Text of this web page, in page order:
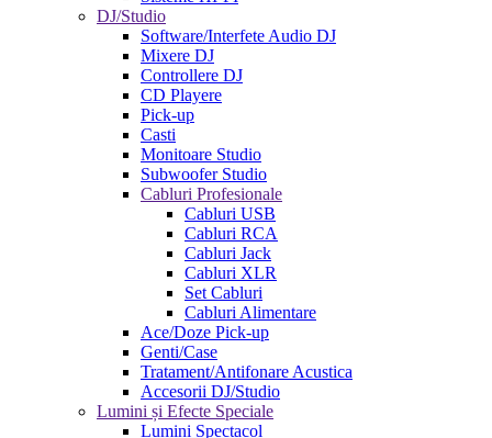
DJ/Studio
Software/Interfete Audio DJ
Mixere DJ
Controllere DJ
CD Playere
Pick-up
Casti
Monitoare Studio
Subwoofer Studio
Cabluri Profesionale
Cabluri USB
Cabluri RCA
Cabluri Jack
Cabluri XLR
Set Cabluri
Cabluri Alimentare
Ace/Doze Pick-up
Genti/Case
Tratament/Antifonare Acustica
Accesorii DJ/Studio
Lumini și Efecte Speciale
Lumini Spectacol